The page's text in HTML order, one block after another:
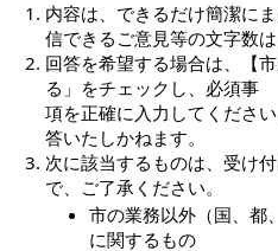
内容は、できるだけ簡潔に
信できるご意見等の文字数
回答を希望する場合は、【
る」をチェックし、必須事
項を正確に入力してくださ
答いたしかねます。
次に該当するものは、受け
で、ご了承ください。
市の業務以外（国、都
に関するもの